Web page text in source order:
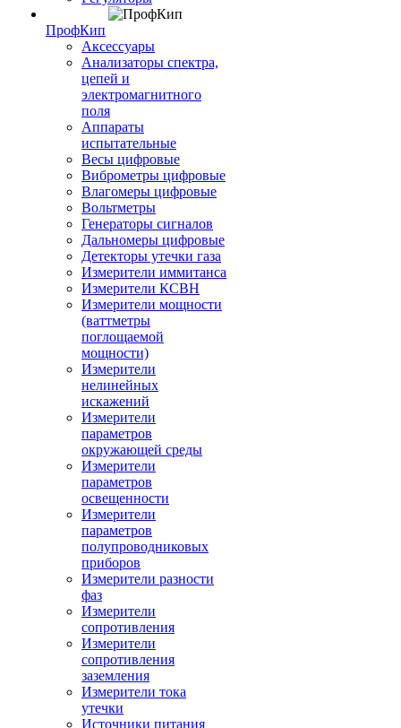
ПрофКип
Аксессуары
Анализаторы спектра,
цепей и
электромагнитного
поля
Аппараты
испытательные
Весы цифровые
Виброметры цифровые
Влагомеры цифровые
Вольтметры
Генераторы сигналов
Дальномеры цифровые
Детекторы утечки газа
Измерители иммитанса
Измерители КСВН
Измерители мощности
(ваттметры
поглощаемой
мощности)
Измерители
нелинейных
искажений
Измерители
параметров
окружающей среды
Измерители
параметров
освещенности
Измерители
параметров
полупроводниковых
приборов
Измерители разности
фаз
Измерители
сопротивления
Измерители
сопротивления
заземления
Измерители тока
утечки
Источники питания